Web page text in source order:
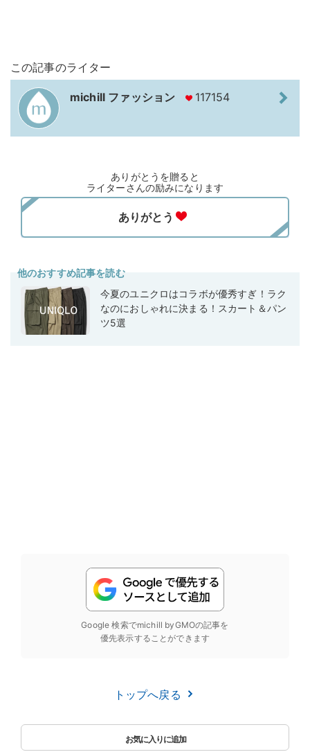
この記事のライター
michill ファッション 117154
ありがとうを贈ると
ライターさんの励みになります
他のおすすめ記事を読む
今夏のユニクロはコラボが優秀すぎ！ラク
なのにおしゃれに決まる！スカート＆パン
ツ5選
Google 検索でmichill byGMOの記事を
優先表示することができます
トップへ戻る